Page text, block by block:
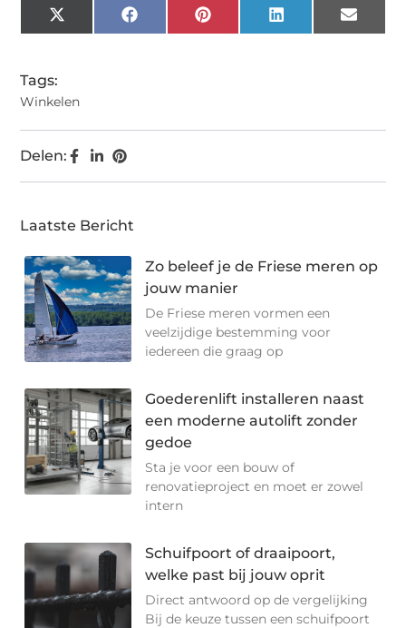
X
(Twitter)
FacebookPinterest LinkedIn Email
Tags:
Winkelen
Delen:
Laatste Bericht
Zo beleef je de Friese meren op
jouw manier
De Friese meren vormen een
veelzijdige bestemming voor
iedereen die graag op
Goederenlift installeren naast
een moderne autolift zonder
gedoe
Sta je voor een bouw of
renovatieproject en moet er zowel
intern
Schuifpoort of draaipoort,
welke past bij jouw oprit
Direct antwoord op de vergelijking
Bij de keuze tussen een schuifpoort